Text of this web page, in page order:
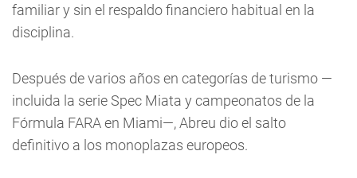
familiar y sin el respaldo financiero habitual en la
disciplina.
Después de varios años en categorías de turismo —
incluida la serie Spec Miata y campeonatos de la
Fórmula FARA en Miami—, Abreu dio el salto
definitivo a los monoplazas europeos.